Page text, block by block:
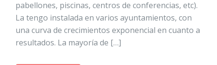
pabellones, piscinas, centros de conferencias, etc).
La tengo instalada en varios ayuntamientos, con
una curva de crecimientos exponencial en cuanto a
resultados. La mayoría de […]